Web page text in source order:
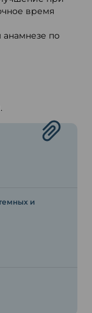
время
по
и